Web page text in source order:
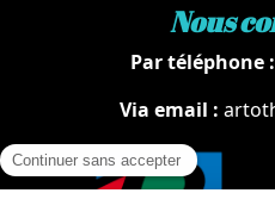
Nous
Par téléphone :
Via email :